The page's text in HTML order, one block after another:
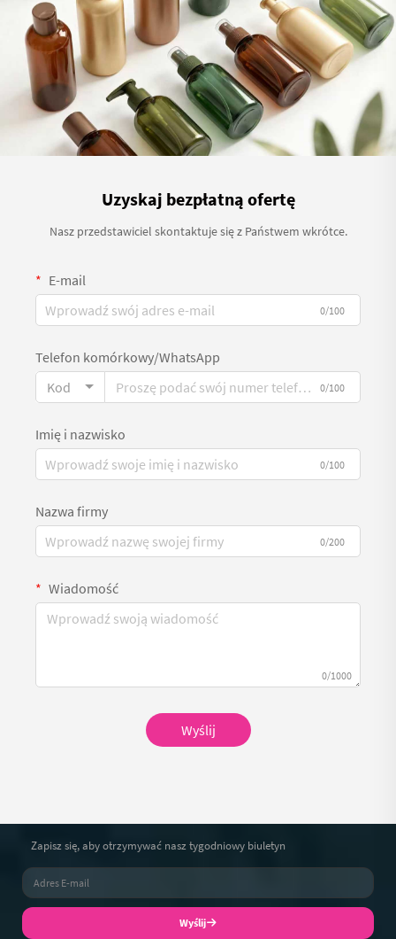
Uzyskaj bezpłatną ofertę
Nasz przedstawiciel skontaktuje się z Państwem wkrótce.
E-mail
0/100
Telefon komórkowy/WhatsApp
Kod
0/100
Imię i nazwisko
0/100
Nazwa firmy
0/200
Wiadomość
0/1000
Wyślij
Zapisz się, aby otrzymywać nasz tygodniowy biuletyn
Wyślij